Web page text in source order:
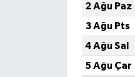
2 Ağu Paz
3 Ağu Pts
4 Ağu Sal
5 Ağu Çar